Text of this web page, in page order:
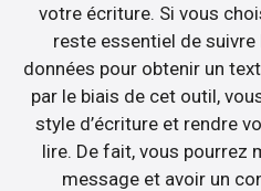
votre écriture. Si vous
reste essentiel de
données pour obtenir un
par le biais de cet outil,
style d’écriture et rendre
lire. De fait, vous pourrez
message et avoir un